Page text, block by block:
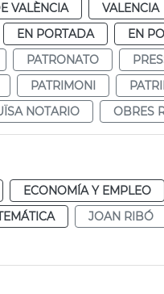
VALÈNCIA VALENCIA
EN PORTADA EN
PATRONATO
PATRIMONI
NOTARIO OBRES
ECONOMÍA Y EMPLEO
JOAN RIBÓ